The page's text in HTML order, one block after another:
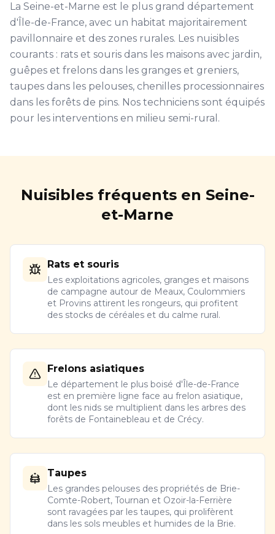
La Seine-et-Marne est le plus grand département
d'Île-de-France, avec un habitat majoritairement
pavillonnaire et des zones rurales. Les nuisibles
courants : rats et souris dans les maisons avec jardin,
guêpes et frelons dans les granges et greniers,
taupes dans les pelouses, chenilles processionnaires
dans les forêts de pins. Nos techniciens sont équipés
pour les interventions en milieu semi-rural.
Nuisibles fréquents en Seine-
et-Marne
Rats et souris
Les exploitations agricoles, granges et maisons
de campagne autour de Meaux, Coulommiers
et Provins attirent les rongeurs, qui profitent
des stocks de céréales et du calme rural.
Frelons asiatiques
Le département le plus boisé d'Île-de-France
est en première ligne face au frelon asiatique,
dont les nids se multiplient dans les arbres des
forêts de Fontainebleau et de Crécy.
Taupes
Les grandes pelouses des propriétés de Brie-
Comte-Robert, Tournan et Ozoir-la-Ferrière
sont ravagées par les taupes, qui prolifèrent
dans les sols meubles et humides de la Brie.